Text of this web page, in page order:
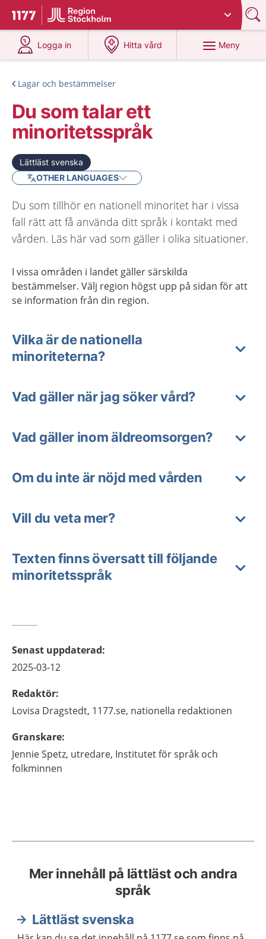
Till startsidan för 1177
Du har valt region
Logga in
på 1177.se
Hitta vård
på 1177.se
Meny
Lagar och bestämmelser
Du som talar ett
minoritetsspråk
Lättläst svenska
OTHER LANGUAGES
Du som tillhör en nationell minoritet har i vissa
fall rätt att få använda ditt språk i kontakt med
vården. Läs här vad som gäller i olika situationer.
I vissa områden i landet gäller särskilda
bestämmelser. Välj region högst upp på sidan för att
se information från din region.
Vilka är de nationella
minoriteterna?
Vad gäller när jag söker vård?
Vad gäller inom äldreomsorgen?
Om du inte är nöjd med vården
Vill du veta mer?
Texten finns översatt till följande
minoritetsspråk
Senast uppdaterad:
2025-03-12
Redaktör:
Lovisa Dragstedt, 1177.se, nationella redaktionen
Granskare:
JennieSpetz, utredare, Institutet för språk och
folkminnen
Mer innehåll på lättläst och andra
språk
Lättläst svenska